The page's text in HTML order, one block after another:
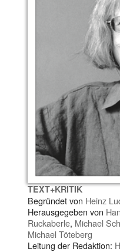
TEXT+KRITIK
Begründet von Heinz
Herausgegeben von
Ruckaberle, Michael
Michael Töteberg
Leitung der Redaktion: